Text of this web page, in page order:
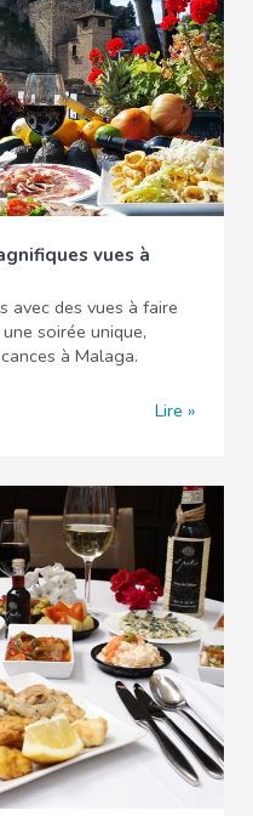
vues à
avec des vues à faire
soirée unique,
à Malaga.
Lire